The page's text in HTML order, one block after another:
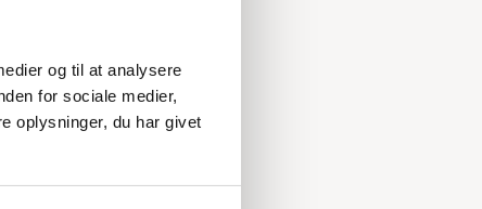
og til at analysere
for sociale medier,
oplysninger, du har givet